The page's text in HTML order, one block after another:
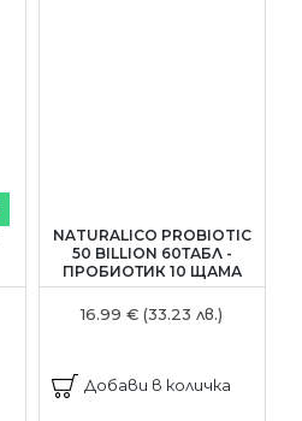
NATURALICO PROBIOTIC
50 BILLION 60ТАБЛ -
ПРОБИОТИК 10 ЩАМА
16.99 € (33.23 лв.)
Добави в количка